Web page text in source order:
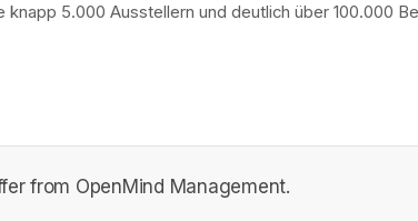
5.000 Ausstellern und deutlich über 100.000
from OpenMind Management.